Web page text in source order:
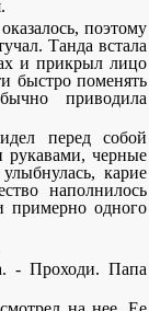
поэтому
Танда встала
и прикрыл лицо
быстро поменять
приводила
перед собой
черные
карие
наполнилось
одного
- Проходи. Папа